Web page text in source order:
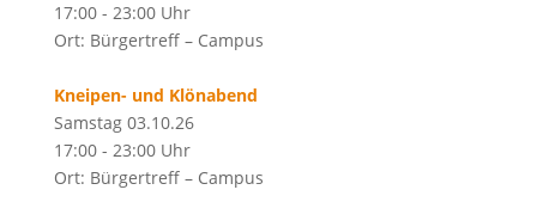
17:00 - 23:00 Uhr
Ort: Bürgertreff – Campus
Kneipen- und Klönabend
Samstag 03.10.26
17:00 - 23:00 Uhr
Ort: Bürgertreff – Campus